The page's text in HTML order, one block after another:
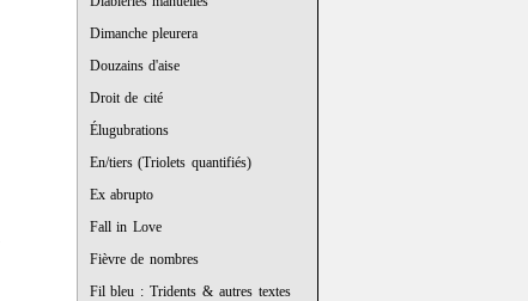
Dimanche pleurera
Douzains d'aise
Droit de cité
Élugubrations
En/tiers (Triolets quantifiés)
Ex abrupto
Fall in Love
Fièvre de nombres
Fil bleu : Tridents & autres textes